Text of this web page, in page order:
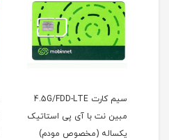
سیم کارت 4.5G/FDD-LTE
مبین نت با آی پی استاتیک
یکساله (مخصوص مودم)